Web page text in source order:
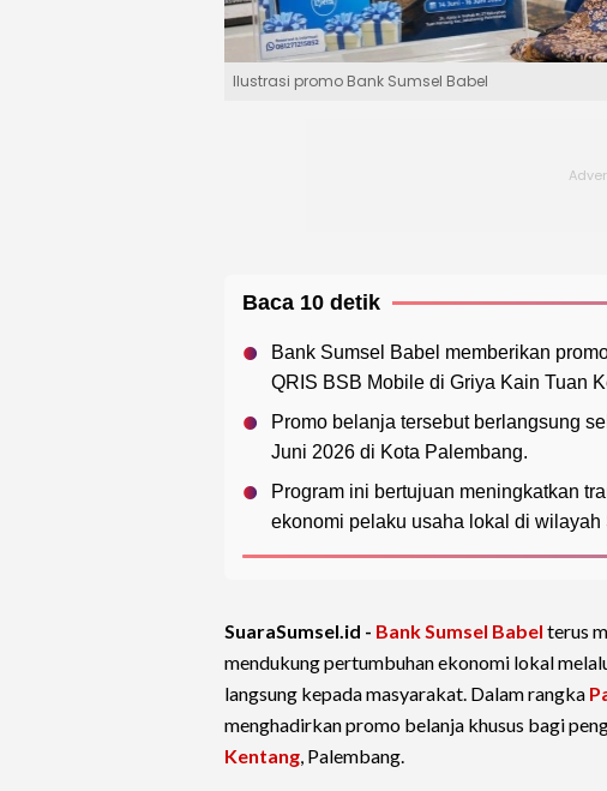
Ilustrasi promo Bank Sumsel Babel
Baca 10 detik
Bank Sumsel Babel memberikan
QRIS BSB Mobile di Griya Kain Tuan
Promo belanja tersebut berlangsung
Juni 2026 di Kota Palembang.
Program ini bertujuan meningkatkan
ekonomi pelaku usaha lokal di wilayah
SuaraSumsel.id - Bank Sumsel Babel terus
mendukung pertumbuhan ekonomi lokal
langsung kepada masyarakat. Dalam rangka
menghadirkan promo belanja khusus bagi
Kentang, Palembang.